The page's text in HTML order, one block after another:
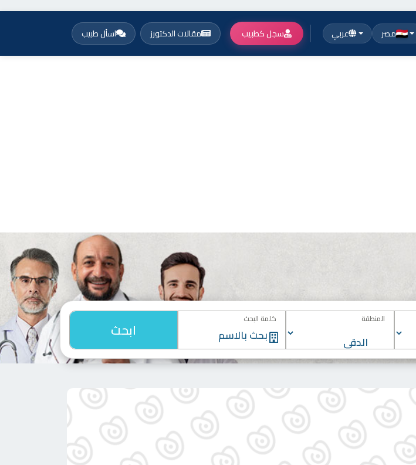
اسأل طبيب مقالات الدكتورز سجل كطبيب عربي مصر
المنطقة كلمة البحث ابحث